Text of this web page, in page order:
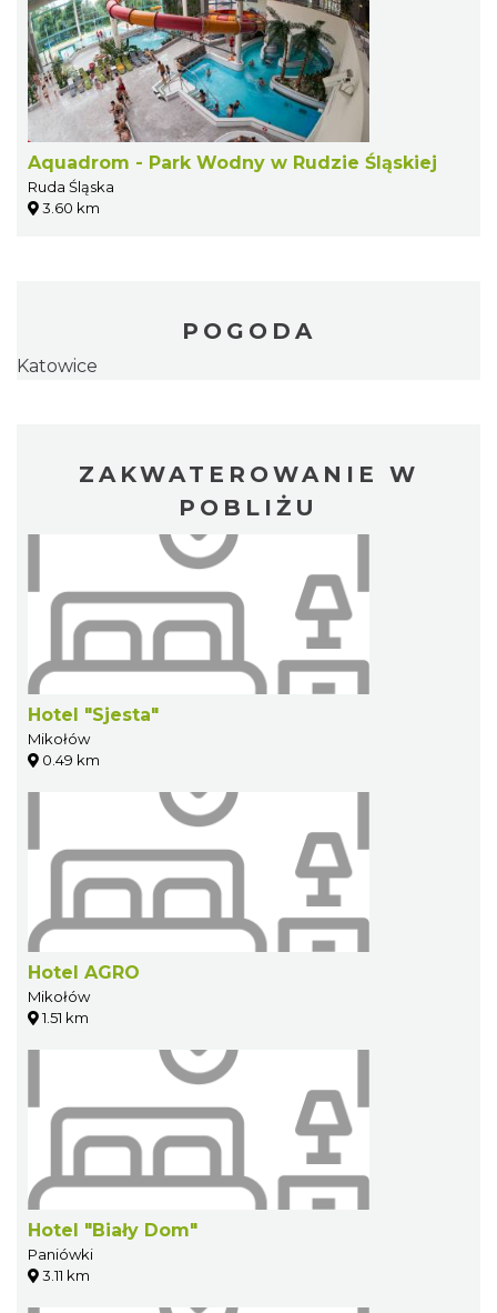
Aquadrom - Park Wodny w Rudzie Śląskiej
Ruda Śląska
3.60 km
POGODA
Katowice
ZAKWATEROWANIE W
POBLIŻU
Hotel "Sjesta"
Mikołów
0.49 km
Hotel AGRO
Mikołów
1.51 km
Hotel "Biały Dom"
Paniówki
3.11 km